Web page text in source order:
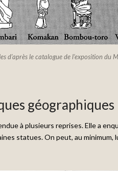
d’après le catalogue de l’exposition du
géographiques
à plusieurs reprises. Elle a
statues. On peut, au minimum,